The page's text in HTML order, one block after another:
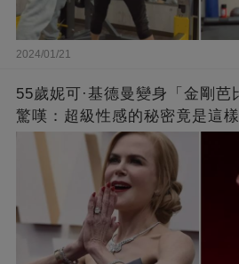
2024/01/21
55歲妮可·基德曼變身「金剛芭
驚嘆：超級性感的秘密竟是這樣